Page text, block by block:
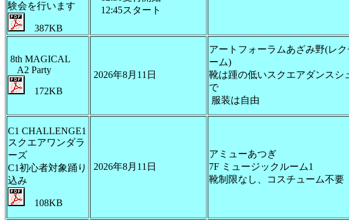
験会を行います
387KB
12:45スタート
8th MAGICAL
A2 Party
172KB
2026年8月11日
アートフォーラムあざみ野(レ
ーム)
靴は踵の低いスクエアダンスシ
で
服装は自由
C1 CHALLENGE1
スクエアワンダラ
ーズ
C1初心者対象踊り
込み
108KB
2026年8月11日
アミューあつぎ
7F ミュージックルーム1
靴制限なし、コスチューム不要